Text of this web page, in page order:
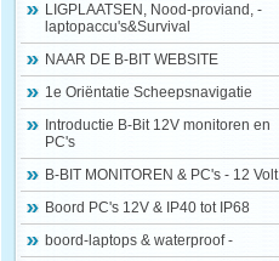
LIGPLAATSEN, Nood-proviand, -
laptopaccu's&Survival
NAAR DE B-BIT WEBSITE
1e Oriëntatie Scheepsnavigatie
Introductie B-Bit 12V monitoren en
PC's
B-BIT MONITOREN & PC's - 12 Volt
Boord PC's 12V & IP40 tot IP68
boord-laptops & waterproof -